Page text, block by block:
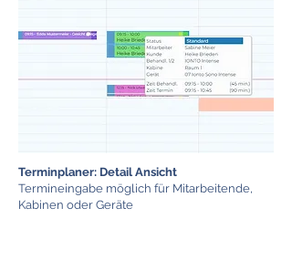
Terminplaner: Detail Ansicht
Termineingabe möglich für Mitarbeitende,
Kabinen oder Geräte